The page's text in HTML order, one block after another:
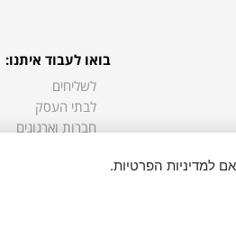
בואו לעבוד איתנו:
לשליחים
לבתי העסק
חברות וארגונים
למדיניות הפרטיות.